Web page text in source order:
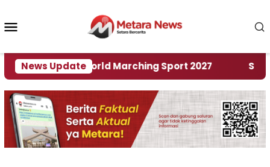
konten
News Update
Rumah World Marching Sport 2027 ‎Soal